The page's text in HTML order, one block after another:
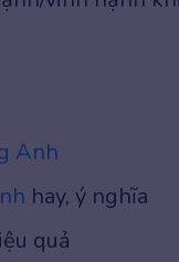
Anh
hay, ý nghĩa
quả